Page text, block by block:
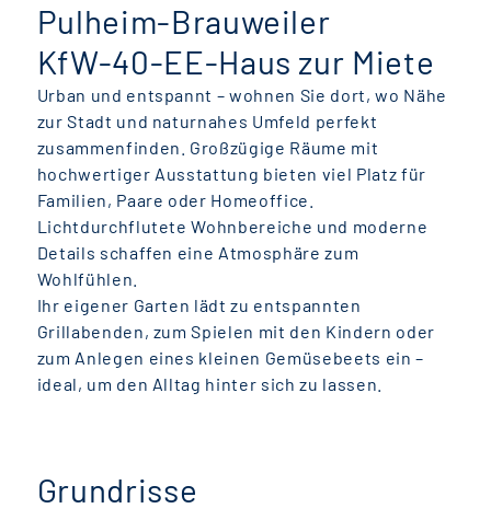
Pulheim-Brauweiler
KfW-40-EE-Haus zur Miete
Urban und entspannt – wohnen Sie dort, wo Nähe
zur Stadt und naturnahes Umfeld perfekt
zusammenfinden. Großzügige Räume mit
hochwertiger Ausstattung bieten viel Platz für
Familien, Paare oder Homeoffice.
Lichtdurchflutete Wohnbereiche und moderne
Details schaffen eine Atmosphäre zum
Wohlfühlen.
Ihr eigener Garten lädt zu entspannten
Grillabenden, zum Spielen mit den Kindern oder
zum Anlegen eines kleinen Gemüsebeets ein –
ideal, um den Alltag hinter sich zu lassen.
Grundrisse